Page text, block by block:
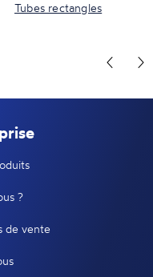
Tubes rectangles
?
de vente